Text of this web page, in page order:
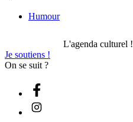
Humour
L'agenda culturel !
Je soutiens !
On se suit ?